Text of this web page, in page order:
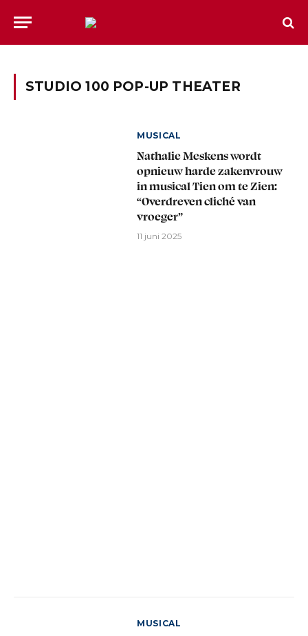
STUDIO 100 POP-UP THEATER
MUSICAL
Nathalie Meskens wordt
opnieuw harde zakenvrouw
in musical Tien om te Zien:
“Overdreven cliché van
vroeger”
11 juni 2025
MUSICAL